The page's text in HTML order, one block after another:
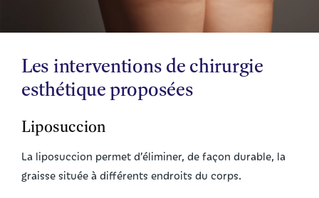
Les interventions de chirurgie
esthétique proposées
Liposuccion
La liposuccion permet d’éliminer, de façon durable, la
graisse située à différents endroits du corps.